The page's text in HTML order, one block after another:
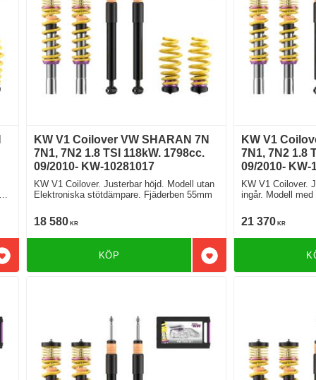
Lägg till i favoriter
KW V1 Coilover VW SHARAN 7N
7N1, 7N2 1.8 TSI 118kW. 1798cc.
09/2010- KW-10281017
KW V1 Coilover. Justerbar höjd. Modell utan
Elektroniska stötdämpare. Fjäderben 55mm
18 580KR
Lägg till i favoriter
KÖP
KW V1
7N1, 7N2 1.8
09/2010- KW-
KW V1 Coilover.
ingår. Modell med
21 370 KR